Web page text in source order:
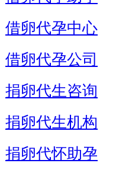
借卵代孕中心
借卵代孕公司
捐卵代生咨询
捐卵代生机构
捐卵代怀助孕